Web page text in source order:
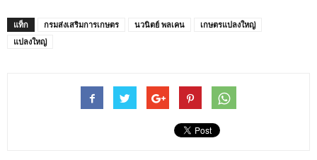
แท็ก กรมส่งเสริมการเกษตร นวนิตย์ พลเคน
เกษตรแปลงใหญ่
แปลงใหญ่